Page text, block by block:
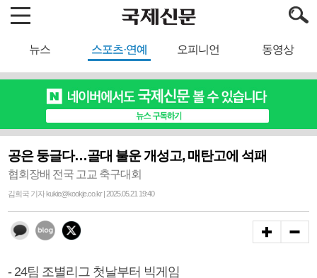
뉴스 스포츠·연예 오피니언 동영상
공은 둥글다…골대 불운 개성고, 매탄고에 석패
협회장배 전국 고교 축구대회
김희국 기자 kukie@kookje.co.kr | 2025.05.21 19:40
- 24팀 조별리그 첫날부터 빅게임